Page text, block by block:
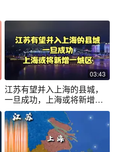
03:43
江苏有望并入上海的县城，
一旦成功，上海或将新增一
城区